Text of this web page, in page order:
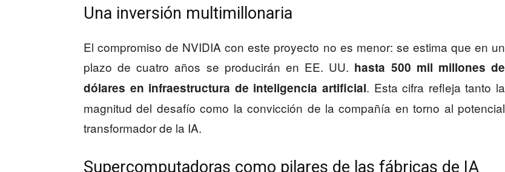
Una inversión multimillonaria
El compromiso de NVIDIA con este proyecto no es menor: se estima que en un
plazo de cuatro años se producirán en EE. UU. hasta 500 mil millones de
dólares en infraestructura de inteligencia artificial. Esta cifra refleja tanto la
magnitud del desafío como la convicción de la compañía en torno al potencial
transformador de la IA.
Supercomputadoras como pilares de las fábricas de IA